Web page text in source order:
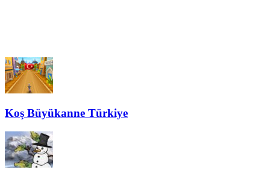
Koş Büyükanne Türkiye